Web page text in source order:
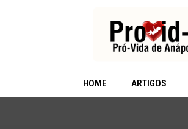
HOME ARTIGOS